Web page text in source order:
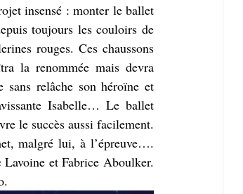
insensé : monter le ballet
toujours les couloirs de
rouges. Ces chaussons
la renommée mais devra
relâche son héroïne et
Isabelle… Le ballet
le succès aussi facilement.
malgré lui, à l’épreuve….
et Fabrice Aboulker.